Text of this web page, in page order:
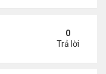
bay nằm ở vị trí dễ
0
Trả lời